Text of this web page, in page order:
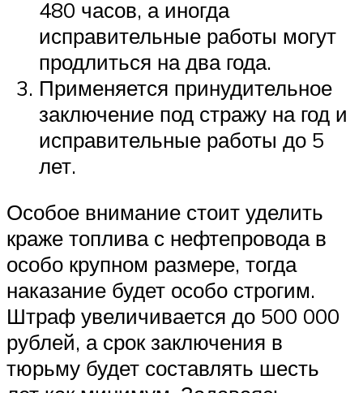
480 часов, а иногда
исправительные работы могут
продлиться на два года.
Применяется принудительное
заключение под стражу на год и
исправительные работы до 5
лет.
Особое внимание стоит уделить
краже топлива с нефтепровода в
особо крупном размере, тогда
наказание будет особо строгим.
Штраф увеличивается до 500 000
рублей, а срок заключения в
тюрьму будет составлять шесть